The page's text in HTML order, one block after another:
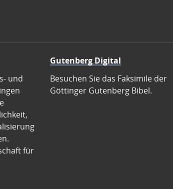
und
für
Gutenberg Digital
Besuchen Sie das Faksimile der
Göttinger Gutenberg Bibel.